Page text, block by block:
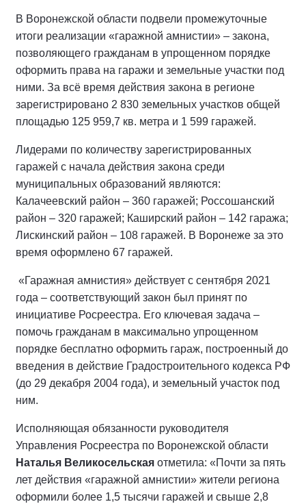
В Воронежской области подвели промежуточные
итоги реализации «гаражной амнистии» – закона,
позволяющего гражданам в упрощенном порядке
оформить права на гаражи и земельные участки под
ними. За всё время действия закона в регионе
зарегистрировано 2 830 земельных участков общей
площадью 125 959,7 кв. метра и 1 599 гаражей.
Лидерами по количеству зарегистрированных
гаражей с начала действия закона среди
муниципальных образований являются:
Калачеевский район – 360 гаражей; Россошанский
район – 320 гаражей; Каширский район – 142 гаража;
Лискинский район – 108 гаражей. В Воронеже за это
время оформлено 67 гаражей.
«Гаражная амнистия» действует с сентября 2021
года – соответствующий закон был принят по
инициативе Росреестра. Его ключевая задача –
помочь гражданам в максимально упрощенном
порядке бесплатно оформить гараж, построенный до
введения в действие Градостроительного кодекса РФ
(до 29 декабря 2004 года), и земельный участок под
ним.
Исполняющая обязанности руководителя
Управления Росреестра по Воронежской области
Наталья Великосельская отметила: «Почти за пять
лет действия «гаражной амнистии» жители региона
оформили более 1,5 тысячи гаражей и свыше 2,8